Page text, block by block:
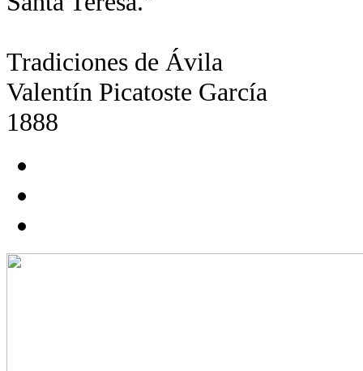
Tradiciones de Ávila
Valentín Picatoste García
1888